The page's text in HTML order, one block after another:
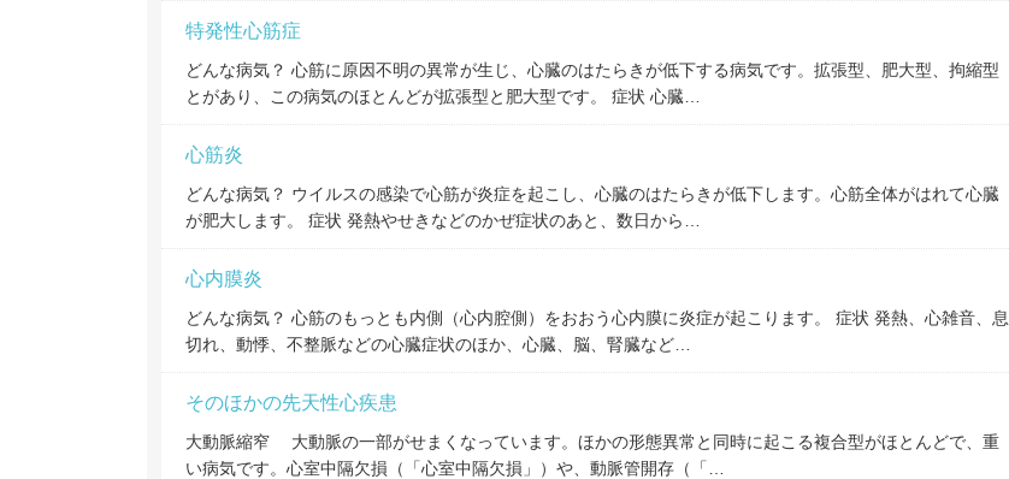
特発性心筋症
どんな病気？ 心筋に原因不明の異常が生じ、心臓のはたらきが低下する病気です。拡張型、肥大型、拘縮型
とがあり、この病気のほとんどが拡張型と肥大型です。 症状 心臓…
心筋炎
どんな病気？ ウイルスの感染で心筋が炎症を起こし、心臓のはたらきが低下します。心筋全体がはれて心臓
が肥大します。 症状 発熱やせきなどのかぜ症状のあと、数日から…
心内膜炎
どんな病気？ 心筋のもっとも内側（心内腔側）をおおう心内膜に炎症が起こります。 症状 発熱、心雑音、息
切れ、動悸、不整脈などの心臓症状のほか、心臓、脳、腎臓など…
そのほかの先天性心疾患
大動脈縮窄 大動脈の一部がせまくなっています。ほかの形態異常と同時に起こる複合型がほとんどで、重
い病気です。心室中隔欠損（「心室中隔欠損」）や、動脈管開存（「…